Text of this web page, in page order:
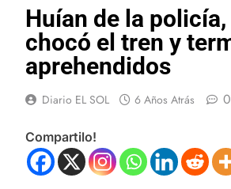
Huían de la
chocó el tren y
aprehendidos
Diario EL SOL 6 Años Atrás 0
Compartilo!